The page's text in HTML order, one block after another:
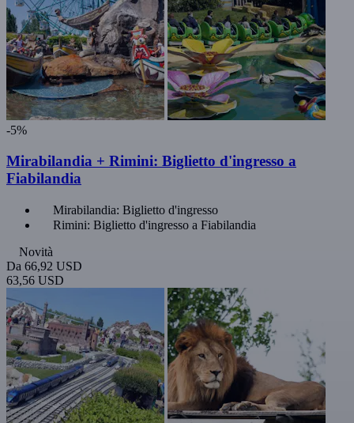
-5%
Mirabilandia + Rimini: Biglietto d'ingresso a
Fiabilandia
Mirabilandia: Biglietto d'ingresso
Rimini: Biglietto d'ingresso a Fiabilandia
Novità
Da 66,92 USD
63,56 USD